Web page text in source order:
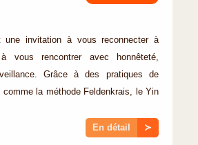
une invitation à vous reconnecter à
vous rencontrer avec honnêteté,
Grâce à des pratiques de
comme la méthode Feldenkrais, le Yin
En détail ≻